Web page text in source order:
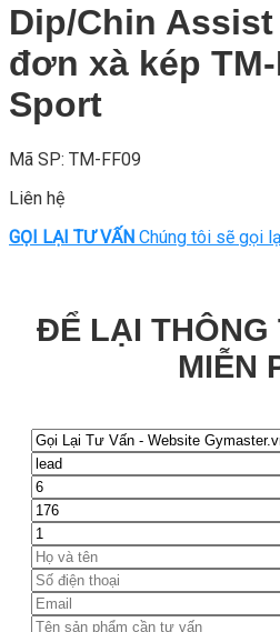
Dip/Chin
đơn xà kép
Sport
Mã SP: TM-FF09
Liên hệ
GỌI LẠI TƯ VẤN Chúng tôi sẽ gọi
ĐỂ LẠI THÔNG
MIỄN